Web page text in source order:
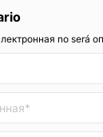
no será